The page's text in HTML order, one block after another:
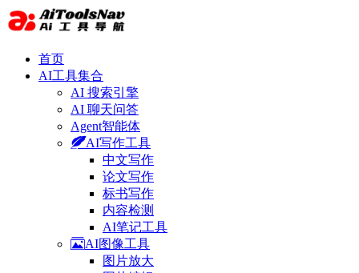
首页
AI工具集合
AI 搜索引擎
AI 聊天问答
Agent智能体
AI写作工具
中文写作
论文写作
标书写作
内容检测
AI笔记工具
AI图像工具
图片放大